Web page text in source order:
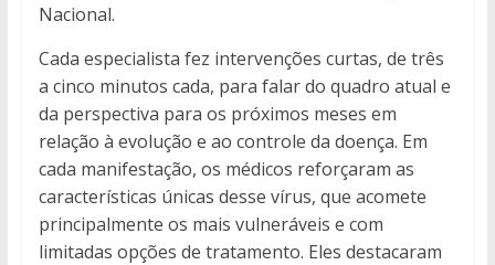
Nacional.
Cada especialista fez intervenções curtas, de três
a cinco minutos cada, para falar do quadro atual e
da perspectiva para os próximos meses em
relação à evolução e ao controle da doença. Em
cada manifestação, os médicos reforçaram as
características únicas desse vírus, que acomete
principalmente os mais vulneráveis e com
limitadas opções de tratamento. Eles destacaram